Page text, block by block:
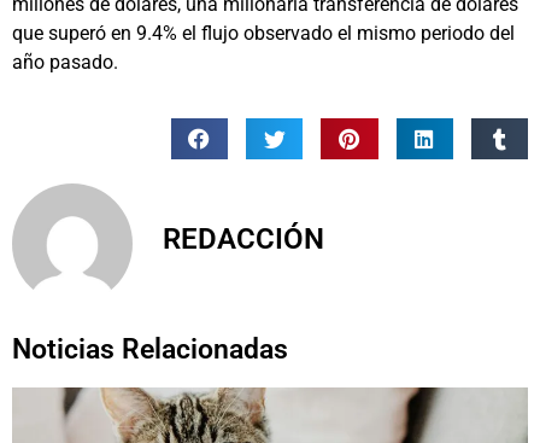
que superó en 9.4% el flujo observado el mismo periodo del
año pasado.
REDACCIÓN
Noticias Relacionadas